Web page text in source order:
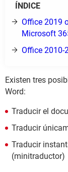
ÍNDICE
Office 2019
Microsoft
Office 2010-
Existen tres
Word:
Traducir el
Traducir
Traducir
(minitraductor)